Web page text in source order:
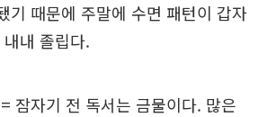
기 때문에 주말에 수면 패턴이 갑자
내 졸립다.
잠자기 전 독서는 금물이다. 많은